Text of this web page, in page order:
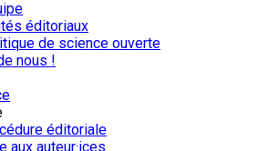
éditoriaux
de science ouverte
nous !
éditoriale
aux auteur·ices